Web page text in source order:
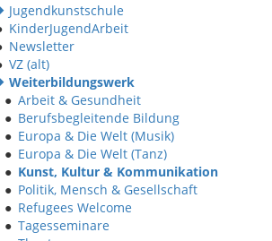
Jugendkunstschule
KinderJugendArbeit
Newsletter
VZ (alt)
Weiterbildungswerk
● Arbeit & Gesundheit
● Berufsbegleitende Bildung
● Europa & Die Welt (Musik)
● Europa & Die Welt (Tanz)
● Kunst, Kultur & Kommunikation
● Politik, Mensch & Gesellschaft
● Refugees Welcome
● Tagesseminare